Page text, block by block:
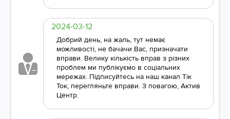
2024-03-12
Добрий день, на жаль, тут немає
можливості, не бачачи Вас, призначати
вправи. Велику кількість вправ з різних
проблем ми публікуємо в соціальних
мережах. Підписуйтесь на наш канал Тік
Ток, перегляньте вправи. З повагою, Актив
Центр.